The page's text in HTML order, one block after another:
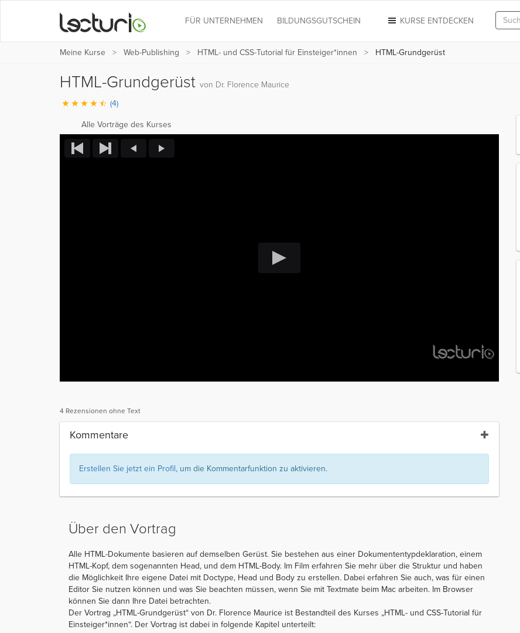
KURSE ENTDECKEN
FÜR UNTERNEHMEN BILDUNGSGUTSCHEIN
Meine Kurse Web-Publishing HTML- und CSS-Tutorial für Einsteiger*innen HTML-Grundgerüst
HTML-Grundgerüst von Dr. Florence Maurice
(4)
Alle Vorträge des Kurses
4 Rezensionen ohne Text
Kommentare
Erstellen Sie jetzt ein Profil, um die Kommentarfunktion zu aktivieren.
Über den Vortrag
Alle HTML-Dokumente basieren auf demselben Gerüst. Sie bestehen aus einer Dokumententypdeklaration, einem
HTML-Kopf, dem sogenannten Head, und dem HTML-Body. Im Film erfahren Sie mehr über die Struktur und haben
die Möglichkeit Ihre eigene Datei mit Doctype, Head und Body zu erstellen. Dabei erfahren Sie auch, was für einen
Editor Sie nutzen können und was Sie beachten müssen, wenn Sie mit Textmate beim Mac arbeiten. Im Browser
können Sie dann Ihre Datei betrachten.
Der Vortrag „HTML-Grundgerüst“ von Dr. Florence Maurice ist Bestandteil des Kurses „HTML- und CSS-Tutorial für
Einsteiger*innen“. Der Vortrag ist dabei in folgende Kapitel unterteilt: